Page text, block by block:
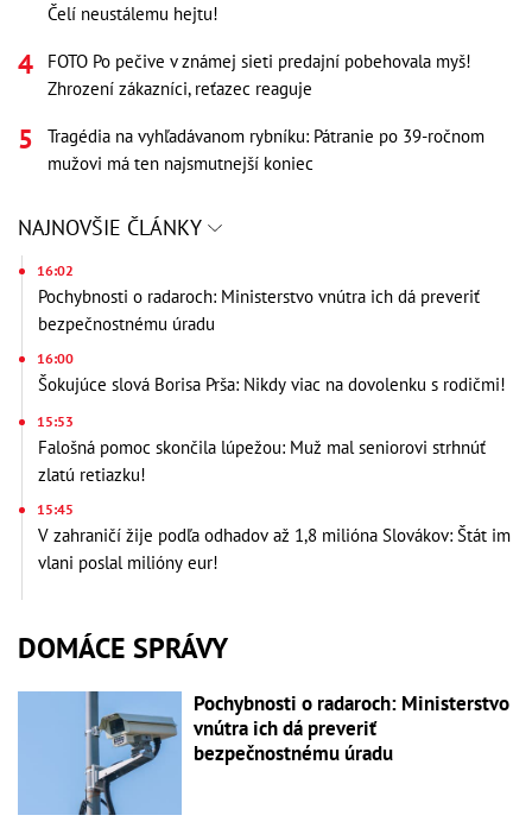
Čelí neustálemu hejtu!
FOTO Po pečive v známej sieti predajní pobehovala myš!
Zhrození zákazníci, reťazec reaguje
Tragédia na vyhľadávanom rybníku: Pátranie po 39-ročnom
mužovi má ten najsmutnejší koniec
NAJNOVŠIE ČLÁNKY
16:02
Pochybnosti o radaroch: Ministerstvo vnútra ich dá preveriť
bezpečnostnému úradu
16:00
Šokujúce slová Borisa Prša: Nikdy viac na dovolenku s rodičmi!
15:53
Falošná pomoc skončila lúpežou: Muž mal seniorovi strhnúť
zlatú retiazku!
15:45
V zahraničí žije podľa odhadov až 1,8 milióna Slovákov: Štát im
vlani poslal milióny eur!
DOMÁCE SPRÁVY
Pochybnosti o radaroch: Ministerstvo
vnútra ich dá preveriť
bezpečnostnému úradu